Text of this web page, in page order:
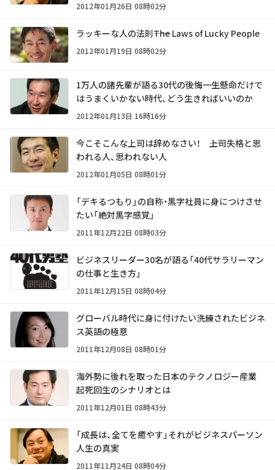
2012年01月26日 08時02分
ラッキーな人の法則――The Laws of Lucky People
2012年01月19日 08時02分
1万人の諸先輩が語る30代の後悔――一生懸命だけで
はうまくいかない時代、どう生きればいいのか
2012年01月13日 16時16分
今こそこんな上司は辞めなさい！ ――上司失格と思
われる人、思われない人
2012年01月05日 08時01分
「デキるつもり」の自称・黒字社員に身につけさせ
たい「絶対黒字感覚」
2011年12月22日 08時03分
ビジネスリーダー30名が語る「40代サラリーマン
の仕事と生き方」
2011年12月15日 08時04分
グローバル時代に身に付けたい洗練されたビジネ
ス英語の極意
2011年12月08日 08時01分
海外勢に後れを取った日本のテクノロジー産業
起死回生のシナリオとは
2011年12月01日 08時43分
「成長は、全てを癒やす」それがビジネスパーソン
人生の真実
2011年11月24日 08時04分